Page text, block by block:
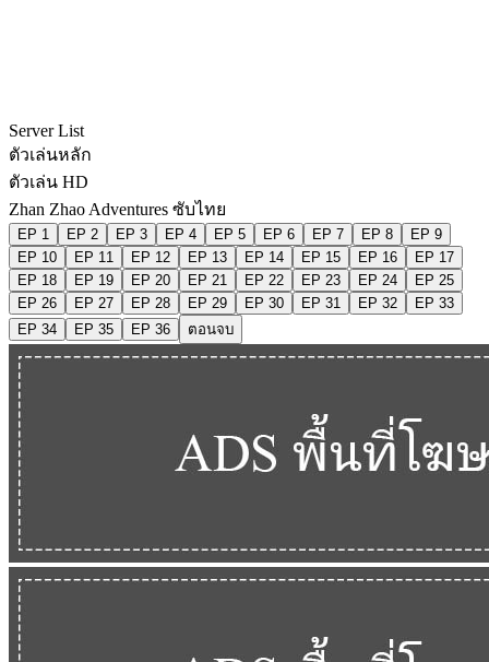
Server List
ตัวเล่นหลัก
ตัวเล่น HD
Zhan Zhao Adventures ซับไทย
EP 1 EP 2 EP 3 EP 4 EP 5 EP 6 EP 7 EP 8
EP 9
EP 10
EP 11 EP 12 EP 13 EP 14 EP 15 EP 16
EP 17
EP 18
EP 19 EP 20 EP 21 EP 22 EP 23 EP 24
EP 25
EP 26
EP 27 EP 28 EP 29 EP 30 EP 31 EP 32
EP 33
EP 34
EP 35 EP 36 ตอนจบ